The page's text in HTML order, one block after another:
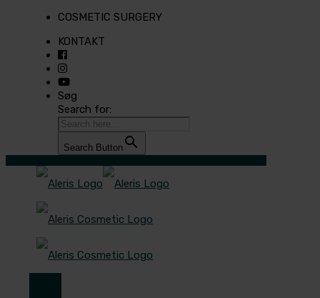
COSMETIC SURGERY
KONTAKT
Søg
Search for:
Search Button